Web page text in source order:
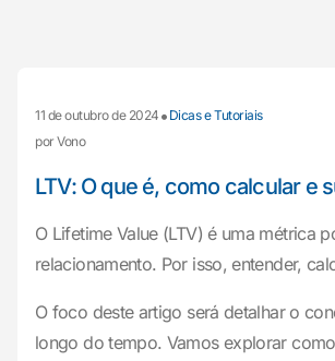
11 de outubro de 2024 • Dicas e Tutoriais
por Vono
LTV: O que é, como calcular e
O Lifetime Value (LTV) é uma métrica
relacionamento. Por isso, entender,
O foco deste artigo será detalhar o
longo do tempo. Vamos explorar